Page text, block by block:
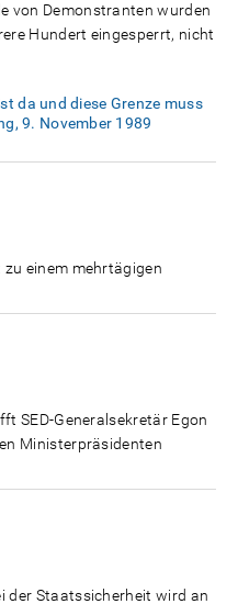
von Demonstranten wurden
Hundert eingesperrt, nicht
da und diese Grenze muss
9. November 1989
einem mehrtägigen
SED-Generalsekretär Egon
Ministerpräsidenten
der Staatssicherheit wird an